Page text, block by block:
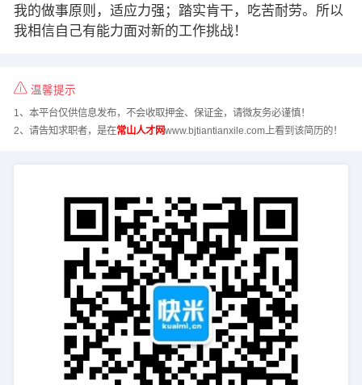
我的做事原则，适应力强；踏实肯干，吃苦耐劳。所以
我相信自己有能力面对新的工作挑战！
温馨提示
1、本平台仅供信息发布，不会收取押金、保证金，请微友务必谨慎！
2、请告知求职者，是在常山人才网www.bjtiantianxile.com上看到该简历的！